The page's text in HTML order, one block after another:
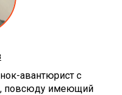
авантюрист с
повсюду имеющий